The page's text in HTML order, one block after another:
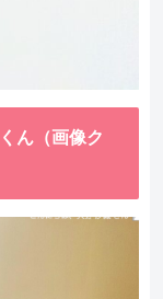
ん（画像ク